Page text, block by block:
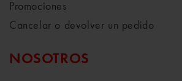
Promociones
Cancelar o devolver un pedido
NOSOTROS